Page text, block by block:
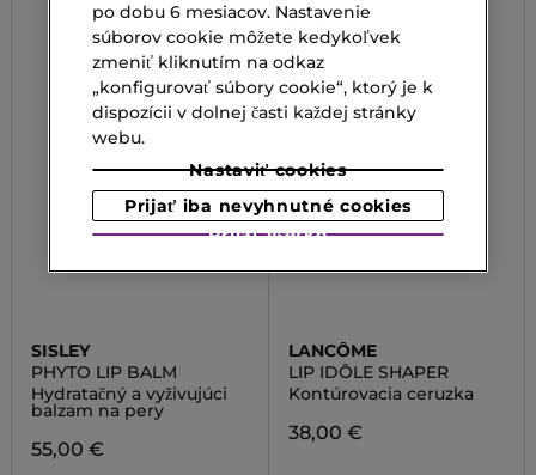
SISLEY
PHYTO LIP BALM
Hydratačný a vyživujúci
balzam na pery
55,00 €
LANCÔME
LIP IDÔLE SHAPER
Kontúrovacia ceruzka
38,00 €
po dobu 6 mesiacov. Nastavenie
súborov cookie môžete kedykoľvek
zmeniť kliknutím na odkaz
„konfigurovať súbory cookie“, ktorý je k
dispozícii v dolnej časti každej stránky
webu.
Nastaviť cookies
Prijať iba nevyhnutné cookies
Prijať všetko